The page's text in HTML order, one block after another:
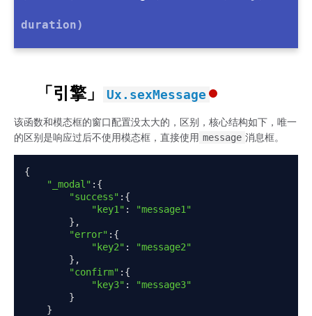
duration)
「引擎」 Ux.sexMessage
该函数和模态框的窗口配置没太大的，区别，核心结构如下，唯一
的区别是响应过后不使用模态框，直接使用 message 消息框。
{
"_modal" :{
"success" :{
"key1" :
"message1"
},
"error" :{
"key2" :
"message2"
},
"confirm" :{
"key3" :
"message3"
}
}